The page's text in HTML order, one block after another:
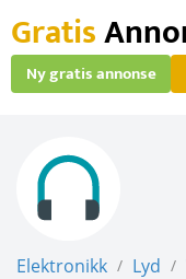
Gratis
Ny gratis annonse
Elektronikk / Lyd /